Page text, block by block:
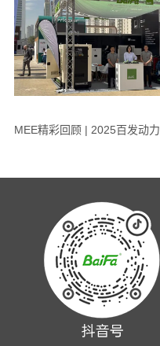
MEE精彩回顾 | 2025百发动力